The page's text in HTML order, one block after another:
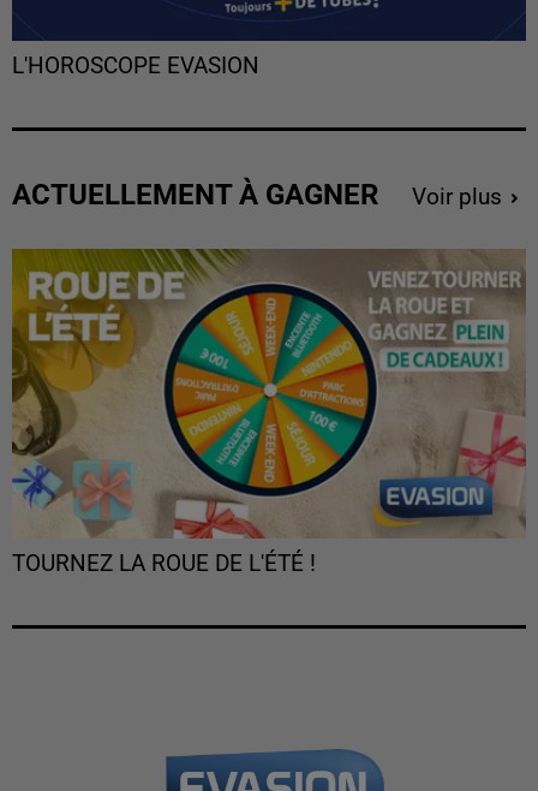
L'HOROSCOPE EVASION
ACTUELLEMENT À GAGNER Voir plus
TOURNEZ LA ROUE DE L'ÉTÉ !